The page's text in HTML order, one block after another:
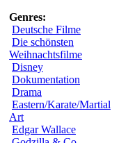
Genres:
Deutsche Filme
Die schönsten
Weihnachtsfilme
Disney
Dokumentation
Drama
Eastern/Karate/Martial
Art
Edgar Wallace